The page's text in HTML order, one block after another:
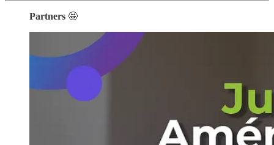
Partners 🤩